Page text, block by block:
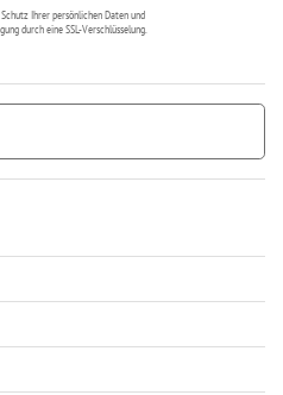
Ihrer persönlichen Daten und
durch eine SSL-Verschlüsselung.